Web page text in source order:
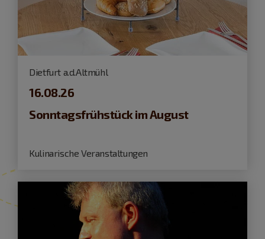
Dietfurt a.d.Altmühl
16.08.26
Sonntagsfrühstück im August
Kulinarische Veranstaltungen